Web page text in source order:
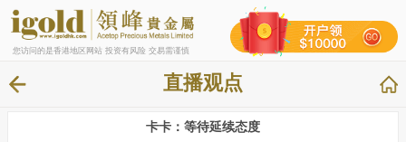
您访问的是香港地区网站 投资有风险 交易需谨慎
直播观点
卡卡：等待延续态度